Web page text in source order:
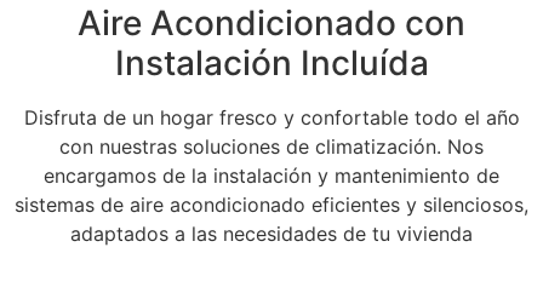
Aire Acondicionado con
Instalación Incluída
Disfruta de un hogar fresco y confortable todo el año
con nuestras soluciones de climatización. Nos
encargamos de la instalación y mantenimiento de
sistemas de aire acondicionado eficientes y silenciosos,
adaptados a las necesidades de tu vivienda